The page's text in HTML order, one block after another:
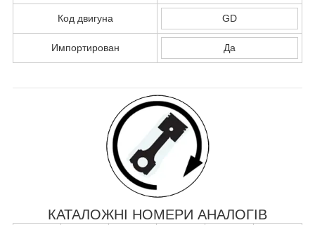
Код двигуна GD
Импортирован Да
КАТАЛОЖНІ НОМЕРИ АНАЛОГІВ